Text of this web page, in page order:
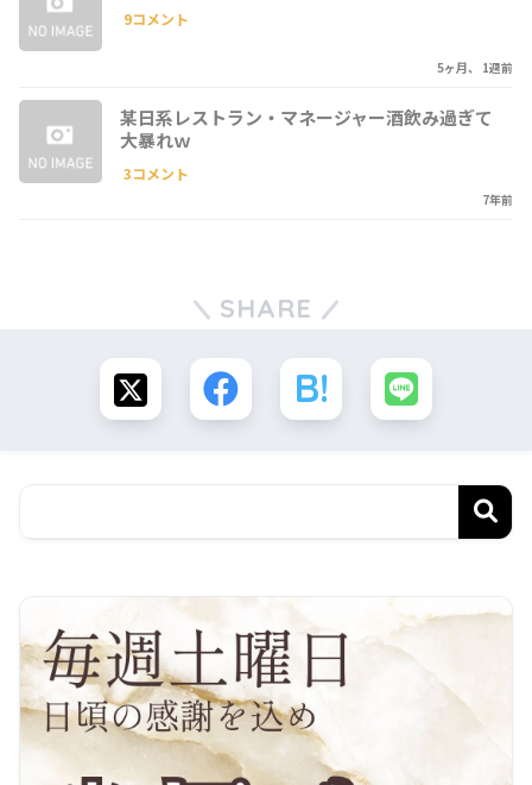
9コメント
5ヶ月、 1週前
某日系レストラン・マネージャー酒飲み過ぎて
大暴れｗ
3コメント
7年前
SHARE